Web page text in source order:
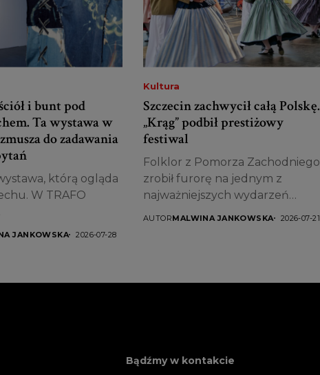
i bunt pod
Ta wystawa w
do zadawania
którą ogląda
W TRAFO
JANKOWSKA 2026-07-28
Kultura
Szczecin zachwycił całą Polskę.
„Krąg” podbił prestiżowy
festiwal
Folklor z Pomorza Zachodniego
zrobił furorę na jednym z
najważniejszych wydarzeń
AUTORMALWINA JANKOWSKA 2026-07-21
Bądźmy w kontakcie